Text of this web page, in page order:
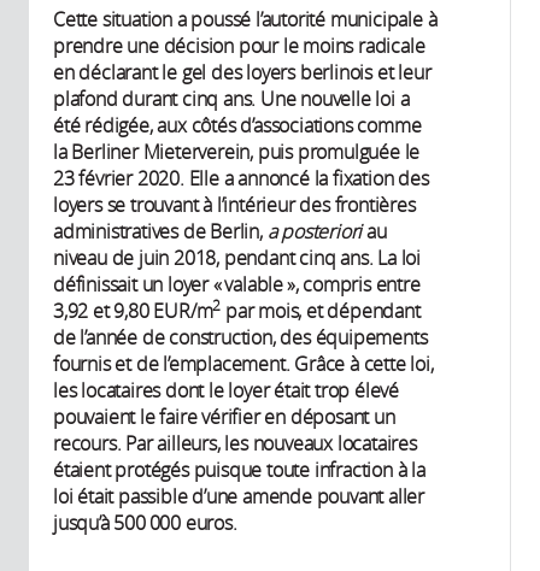
Cette situation a poussé l’autorité municipale à
prendre une décision pour le moins radicale
en déclarant le gel des loyers berlinois et leur
plafond durant cinq ans. Une nouvelle loi a
été rédigée, aux côtés d’associations comme
la Berliner Mieterverein, puis promulguée le
23 février 2020. Elle a annoncé la fixation des
loyers se trouvant à l’intérieur des frontières
administratives de Berlin, a posterioriau
niveau de juin 2018, pendant cinq ans. La loi
définissait un loyer « valable », compris entre
3,92 et 9,80 EUR/m2 par mois, et dépendant
de l’année de construction, des équipements
fournis et de l’emplacement. Grâce à cette loi,
les locataires dont le loyer était trop élevé
pouvaient le faire vérifier en déposant un
recours. Par ailleurs, les nouveaux locataires
étaient protégés puisque toute infraction à la
loi était passible d’une amende pouvant aller
jusqu’à 500 000 euros.